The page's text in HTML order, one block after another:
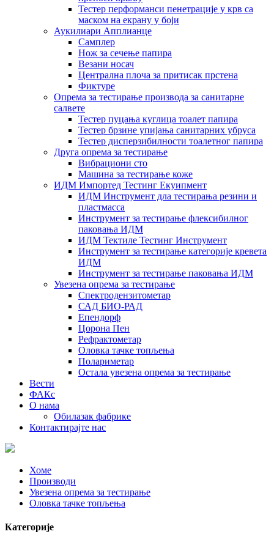
Тестер перформанси пенетрације у крв са
маском на екрану у боји
Аукилиари Апплианце
Самплер
Нож за сечење папира
Везани носач
Централна плоча за притисак прстена
Фиктуре
Опрема за тестирање производа за санитарне
салвете
Тестер пуцања куглица тоалет папира
Тестер брзине упијања санитарних убруса
Тестер дисперзибилности тоалетног папира
Друга опрема за тестирање
Вибрациони сто
Машина за тестирање коже
ИДМ Импортед Тестинг Екуипмент
ИДМ Инструмент дла тестирања резини и
пластмасса
Инструмент за тестирање флексибилног
паковања ИДМ
ИДМ Тектиле Тестинг Инструмент
Инструмент за тестирање категорије кревета
ИДМ
Инструмент за тестирање паковања ИДМ
Увезена опрема за тестирање
Спектродензитометар
САД БИО-РАД
Епендорф
Цорона Пен
Рефрактометар
Оловка тачке топљења
Полариметар
Остала увезена опрема за тестирање
Вести
ФАКс
О нама
Обилазак фабрике
Контактирајте нас
Хоме
Производи
Увезена опрема за тестирање
Оловка тачке топљења
Категорије